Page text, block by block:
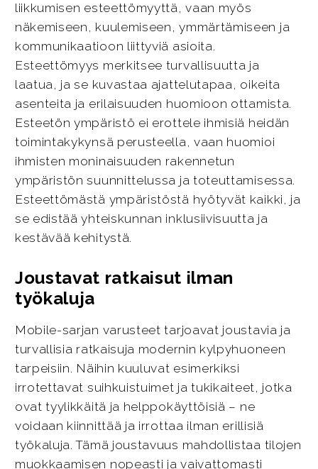
liikkumisen esteettömyyttä, vaan myös
näkemiseen, kuulemiseen, ymmärtämiseen ja
kommunikaatioon liittyviä asioita.
Esteettömyys merkitsee turvallisuutta ja
laatua, ja se kuvastaa ajattelutapaa, oikeita
asenteita ja erilaisuuden huomioon ottamista.
Esteetön ympäristö ei erottele ihmisiä heidän
toimintakykynsä perusteella, vaan huomioi
ihmisten moninaisuuden rakennetun
ympäristön suunnittelussa ja toteuttamisessa.
Esteettömästä ympäristöstä hyötyvät kaikki, ja
se edistää yhteiskunnan inklusiivisuutta ja
kestävää kehitystä.
Joustavat ratkaisut ilman
työkaluja
Mobile-sarjan varusteet tarjoavat joustavia ja
turvallisia ratkaisuja modernin kylpyhuoneen
tarpeisiin. Näihin kuuluvat esimerkiksi
irrotettavat suihkuistuimet ja tukikaiteet, jotka
ovat tyylikkäitä ja helppokäyttöisiä – ne
voidaan kiinnittää ja irrottaa ilman erillisiä
työkaluja. Tämä joustavuus mahdollistaa tilojen
muokkaamisen nopeasti ja vaivattomasti